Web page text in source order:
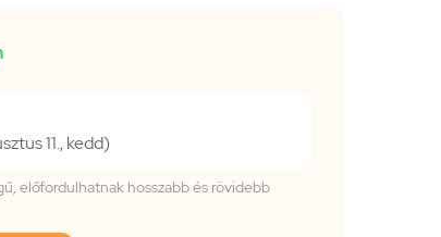
11., kedd)
előfordulhatnak hosszabb és rövidebb